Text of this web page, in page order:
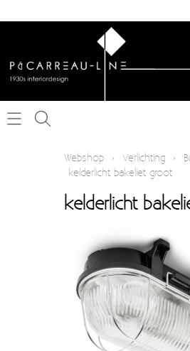
Schakelmateriaal opbouw
Verlichting
Textielkabel
Deur- en raambeslag
Verzendkosten
Webshop › Verlichting ›
kelderlicht bakeliet groot
kelderlicht